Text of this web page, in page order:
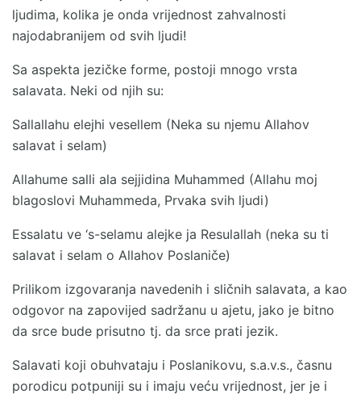
ljudima, kolika je onda vrijednost zahvalnosti
najodabranijem od svih ljudi!
Sa aspekta jezičke forme, postoji mnogo vrsta
salavata. Neki od njih su:
Sallallahu elejhi vesellem (Neka su njemu Allahov
salavat i selam)
Allahume salli ala sejjidina Muhammed (Allahu moj
blagoslovi Muhammeda, Prvaka svih ljudi)
Essalatu ve ‘s-selamu alejke ja Resulallah (neka su ti
salavat i selam o Allahov Poslaniče)
Prilikom izgovaranja navedenih i sličnih salavata, a kao
odgovor na zapovijed sadržanu u ajetu, jako je bitno
da srce bude prisutno tj. da srce prati jezik.
Salavati koji obuhvataju i Poslanikovu, s.a.v.s., časnu
porodicu potpuniji su i imaju veću vrijednost, jer je i